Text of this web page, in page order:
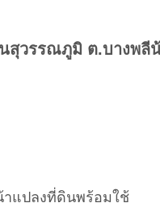
สุวรรณภูมิ ต.บางพลี
แปลงที่ดินพร้อมใช้